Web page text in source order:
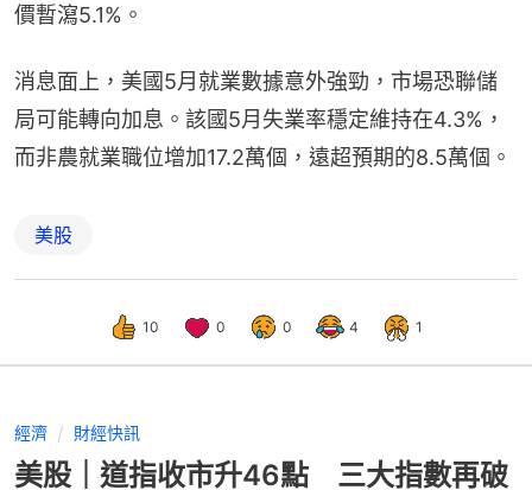
價暫瀉5.1%。
消息面上，美國5月就業數據意外強勁，市場恐聯儲
局可能轉向加息。該國5月失業率穩定維持在4.3%，
而非農就業職位增加17.2萬個，遠超預期的8.5萬個。
美股
10 0 0 4 1
經濟 財經快訊
美股｜道指收市升46點 三大指數再破